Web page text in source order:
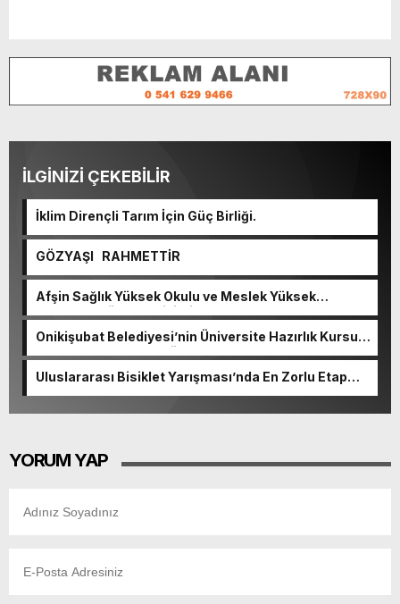
İLGİNİZİ ÇEKEBİLİR
İklim Dirençli Tarım İçin Güç Birliği.
GÖZYAŞI RAHMETTİR
Afşin Sağlık Yüksek Okulu ve Meslek Yüksek
Okulunda görev değişimi!
Onikişubat Belediyesi’nin Üniversite Hazırlık Kursu
başvurularında son gün 7 Ağustos.
Uluslararası Bisiklet Yarışması’nda En Zorlu Etap
YORUM YAP